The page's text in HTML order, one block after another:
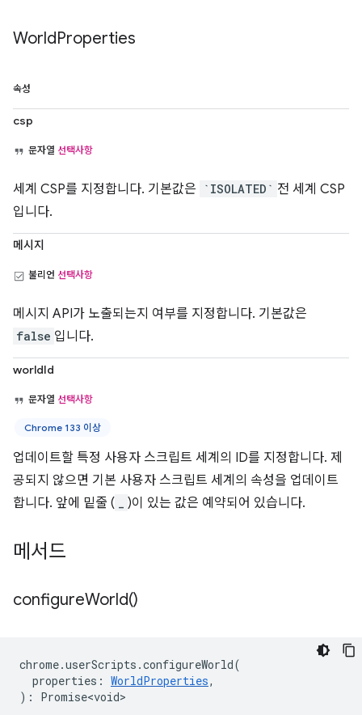
WorldProperties
속성
csp
문자열 선택사항
세계 CSP를 지정합니다. 기본값은 `ISOLATED` 전 세계 CSP
입니다.
메시지
불리언 선택사항
메시지 API가 노출되는지 여부를 지정합니다. 기본값은
false 입니다.
worldId
문자열 선택사항
Chrome 133 이상
업데이트할 특정 사용자 스크립트 세계의 ID를 지정합니다. 제
공되지 않으면 기본 사용자 스크립트 세계의 속성을 업데이트
합니다. 앞에 밑줄 (
)이 있는 값은 예약되어 있습니다.
메서드
configureWorld()
chrome.userScripts .configureWorld(
properties : WorldProperties,
) : Promise<void>